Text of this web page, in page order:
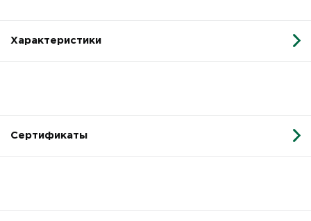
Характеристики
Сертификаты